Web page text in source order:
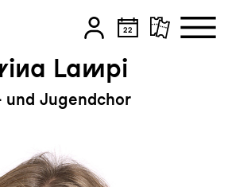
springenLampi
und Jugendchor